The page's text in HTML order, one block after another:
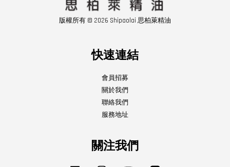
版權所有 © 2026 Shipaolai 思柏萊精油
快速連結
會員招募
關於我們
聯絡我們
服務地址
關注我們